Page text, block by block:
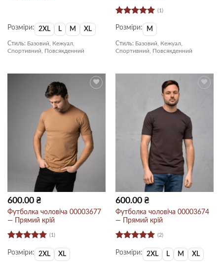
Розміри: 2XL L M XL
Стиль: Базовий, Кежуал,
Спортивний, Повсякденний
Оцінено в
5з 5
(1)
Розміри: M
Стиль: Базовий, Кежуал,
Спортивний, Повсякденний
600.00 ₴
Футболка чоловіча 00003677
— Прямий крій
Оцінено в
5з 5
(1)
Розміри: 2XL XL
600.00 ₴
Футболка чоловіча 00003674
— Прямий крій
Оцінено в
5з 5
(2)
Розміри: 2XL L M XL